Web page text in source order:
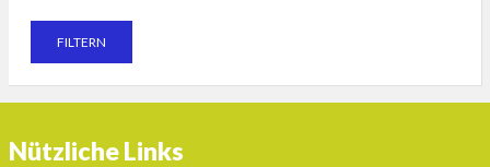
Nützliche Links